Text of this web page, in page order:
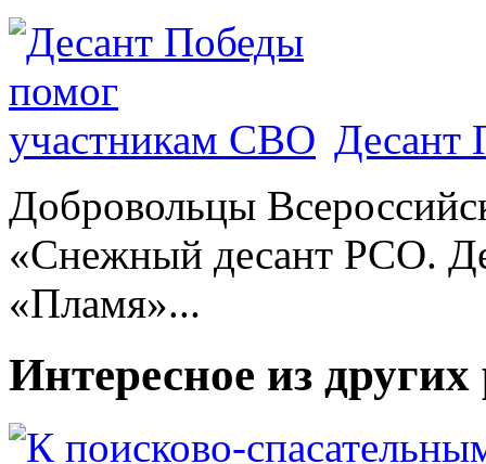
Десант
Добровольцы
«Снежный десант РСО.
«Пламя»...
Интересное из